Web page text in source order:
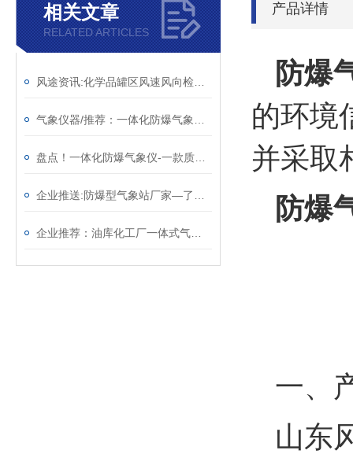
相关文章
RELATED ARTICLES
产品详情
防爆
的环境
并采取
防爆
一、
山东